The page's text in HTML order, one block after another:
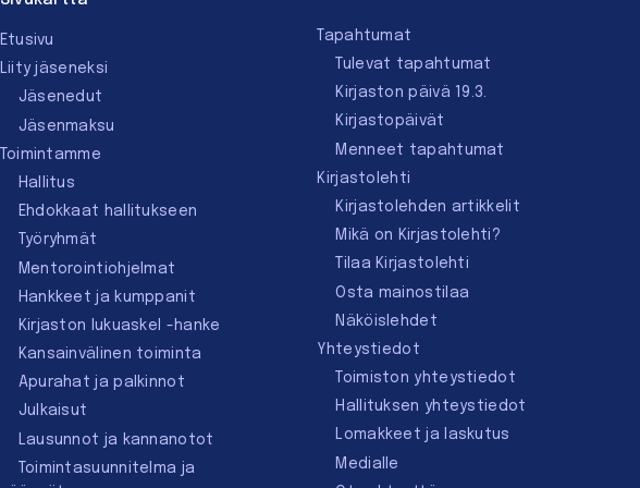
Etusivu
Liity jäseneksi
Jäsenedut
Jäsenmaksu
Toimintamme
Hallitus
Ehdokkaat hallitukseen
Työryhmät
Mentorointi­ohjelmat
Hankkeet ja kumppanit
Kirjaston lukuaskel -hanke
Kansainvälinen toiminta
Apurahat ja palkinnot
Julkaisut
Lausunnot ja kannanotot
Toimintasuunnitelma ja
Tapahtumat
Tulevat tapahtumat
Kirjaston päivä 19.3.
Kirjastopäivät
Menneet tapahtumat
Kirjastolehti
Kirjastolehden artikkelit
Mikä on Kirjastolehti?
Tilaa Kirjastolehti
Osta mainostilaa
Näköislehdet
Yhteystiedot
Toimiston yhteystiedot
Hallituksen yhteystiedot
Lomakkeet ja laskutus
Medialle